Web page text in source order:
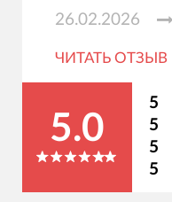
26.02.2026
ЧИТАТЬ ОТЗЫВ
5.0
5
5
5
5